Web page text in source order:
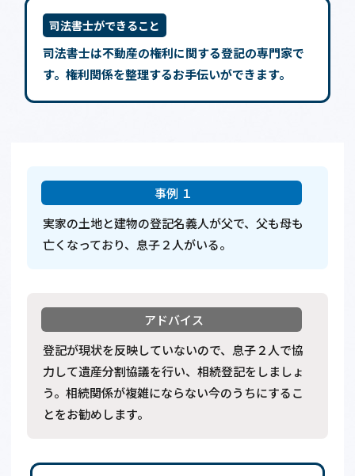
司法書士ができること
司法書士は不動産の権利に関する登記の専門家で
す。権利関係を整理するお手伝いができます。
実家の土地と建物の登記名義人が父で、父も母も
亡くなっており、息子２人がいる。
登記が現状を反映していないので、息子２人で協
力して遺産分割協議を行い、相続登記をしましょ
う。相続関係が複雑にならない今のうちにするこ
とをお勧めします。